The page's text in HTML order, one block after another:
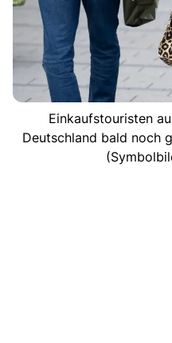
Einkaufstouristen
Deutschland bald noch